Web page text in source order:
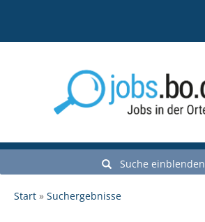
Suche einblenden
Start
Suchergebnisse